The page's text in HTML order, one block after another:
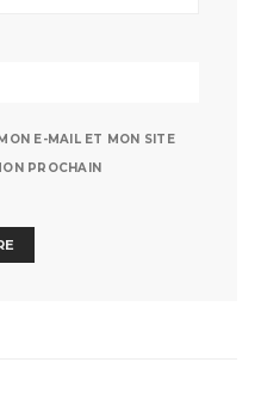
E-MAIL ET MON SITE
PROCHAIN